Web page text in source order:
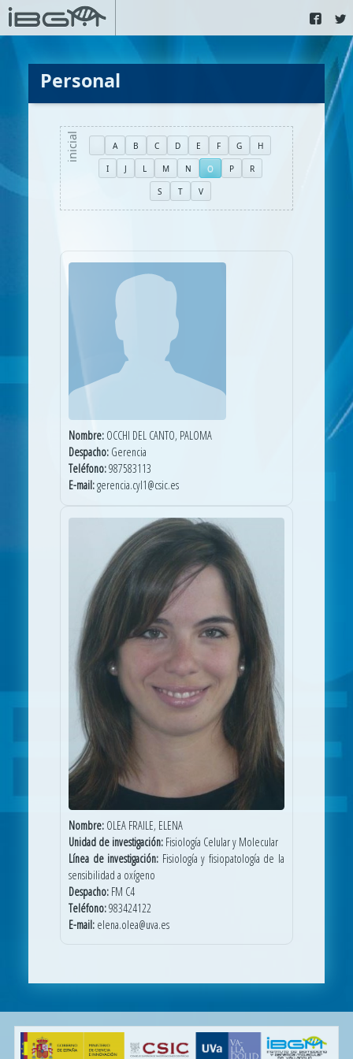
Personal
A B C D E F G H
I J L M N O P R
S T V
Nombre: OCCHI DEL CANTO, PALOMA
Despacho: Gerencia
Teléfono:987583113
E-mail:gerencia.cyl1@csic.es
Nombre: OLEA FRAILE, ELENA
Unidad de investigación: Fisiología Celular y Molecular
Línea de investigación: Fisiología y fisiopatología de la
sensibilidad a oxígeno
Despacho: FM C4
Teléfono:983424122
E-mail: elena.olea@uva.es